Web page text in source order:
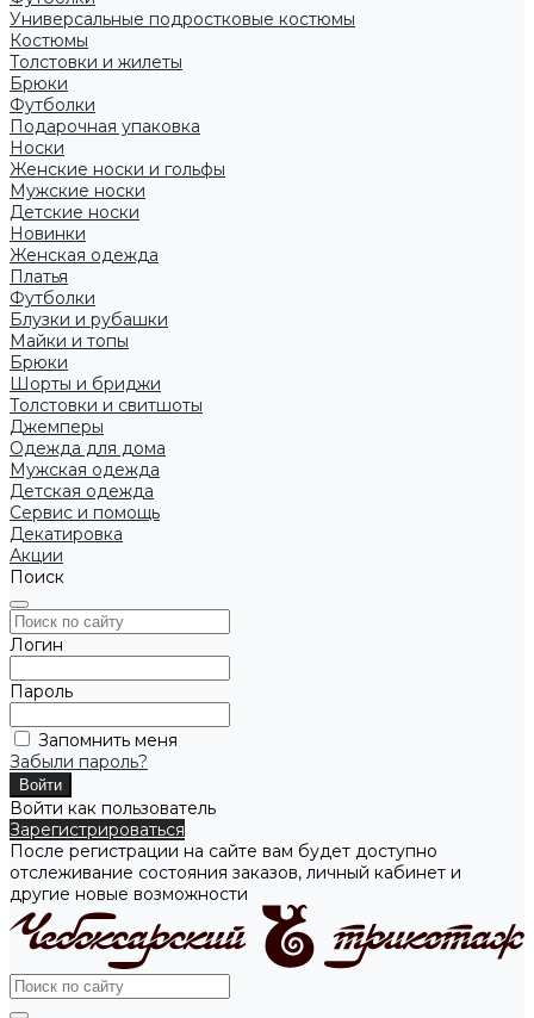
Универсальные подростковые костюмы
Костюмы
Толстовки и жилеты
Брюки
Футболки
Подарочная упаковка
Носки
Женские носки и гольфы
Мужские носки
Детские носки
Новинки
Женская одежда
Платья
Футболки
Блузки и рубашки
Майки и топы
Брюки
Шорты и бриджи
Толстовки и свитшоты
Джемперы
Одежда для дома
Мужская одежда
Детская одежда
Сервис и помощь
Декатировка
Акции
Поиск
Логин
Пароль
Запомнить меня
Забыли пароль?
Войти как пользователь
Зарегистрироваться
После регистрации на сайте вам будет доступно
отслеживание состояния заказов, личный кабинет и
другие новые возможности